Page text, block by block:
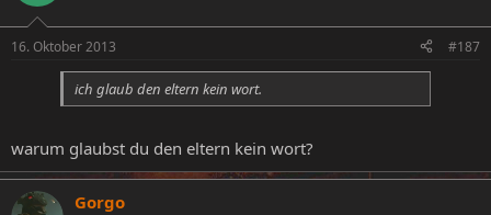
16. Oktober 2013 #187
ich glaub den eltern kein wort.
warum glaubst du den eltern kein wort?
Gorgo